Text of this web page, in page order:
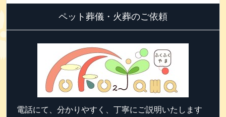
ペット葬儀・火葬のご依頼
電話にて、分かりやすく、丁寧にご説明いたします